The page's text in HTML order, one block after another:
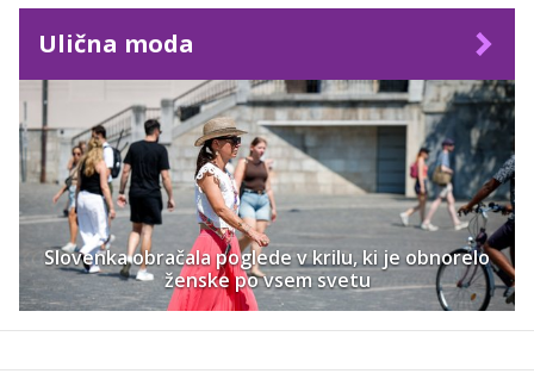
Ulična moda
Slovenka obračala poglede v krilu, ki je obnorelo
ženske po vsem svetu